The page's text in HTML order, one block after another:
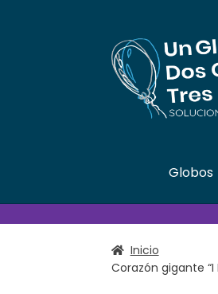
Ir
a
la
navegación
Ir
al
contenido
Globos
Inicio
Corazón gigante “I